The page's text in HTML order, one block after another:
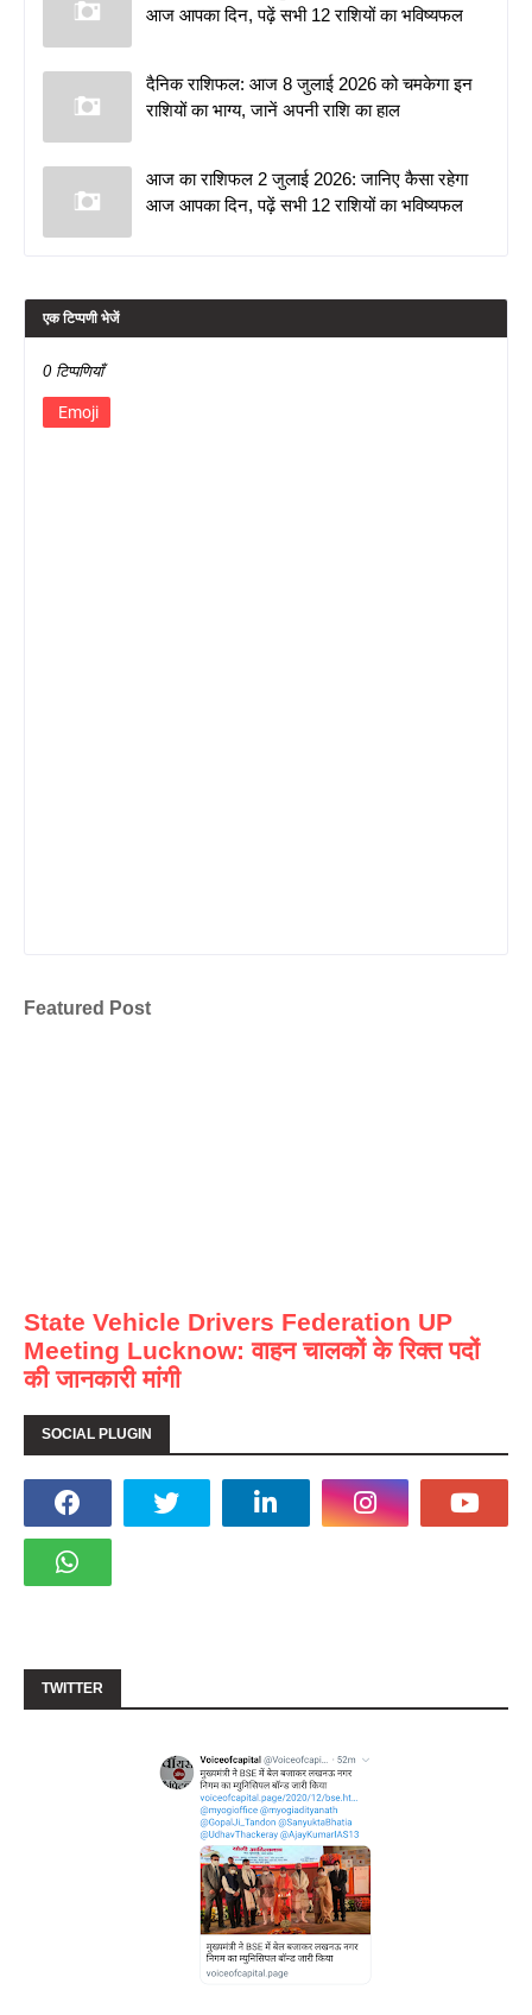
आज आपका दिन, पढ़ें सभी 12 राशियों का भविष्यफल
दैनिक राशिफल: आज 8 जुलाई 2026 को चमकेगा इन
राशियों का भाग्य, जानें अपनी राशि का हाल
आज का राशिफल 2 जुलाई 2026: जानिए कैसा रहेगा
आज आपका दिन, पढ़ें सभी 12 राशियों का भविष्यफल
एक टिप्पणी भेजें
0 टिप्पणियाँ
Emoji
Featured Post
State Vehicle Drivers Federation UP
Meeting Lucknow: वाहन चालकों के रिक्त पदों
की जानकारी मांगी
SOCIAL PLUGIN
TWITTER